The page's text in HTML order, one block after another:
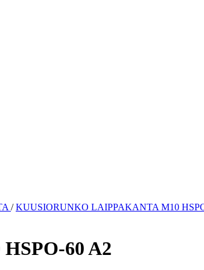
/KUUSIORUNKO LAIPPAKANTA M10
60 A2